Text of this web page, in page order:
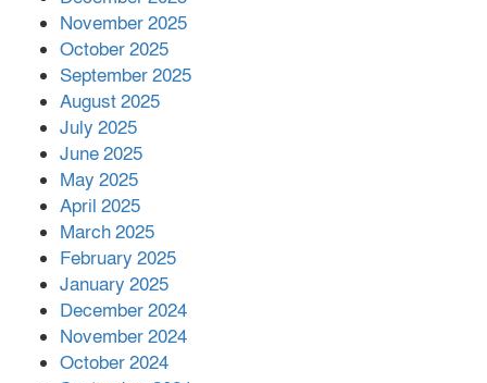
পর ফোন তারেক রহমানের,গ্যাস সঙ্কট
November 2025
October 2025
September 2025
August 2025
July 2025
June 2025
May 2025
April 2025
March 2025
February 2025
January 2025
December 2024
November 2024
October 2024